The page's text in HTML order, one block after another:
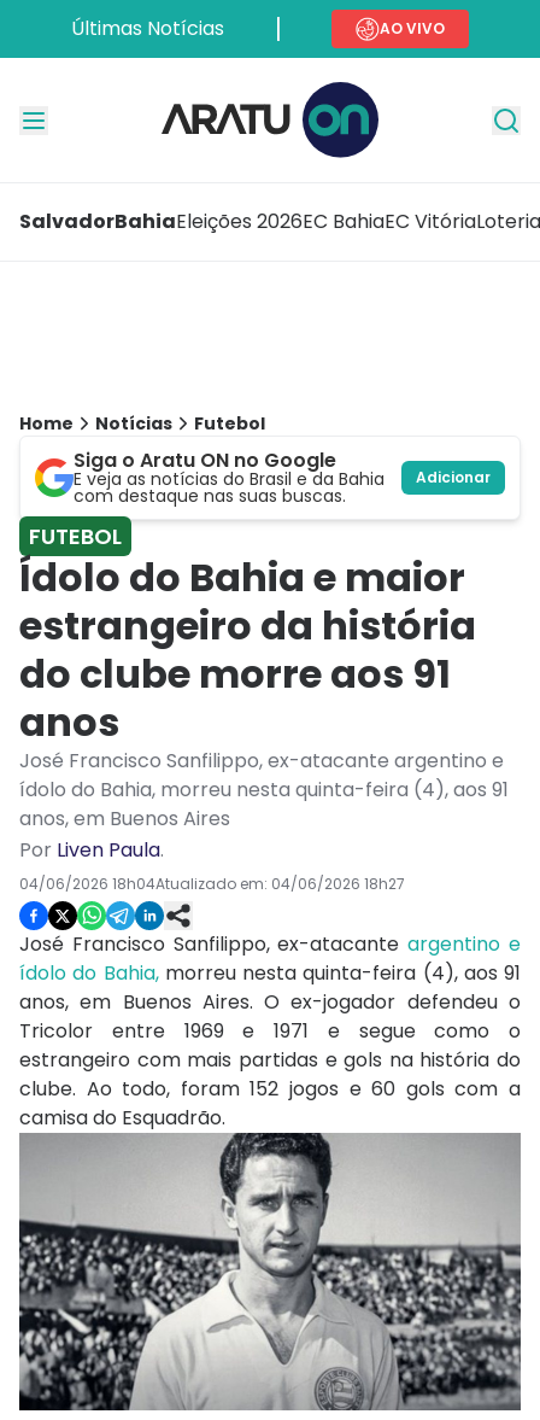
Últimas Notícias AO VIVO
SalvadorBahiaEleições 2026EC BahiaEC Vitória
Home Notícias Futebol
Siga o Aratu ON no Google
E veja as notícias do Brasil e da Bahia
com destaque nas suas buscas.
Adicionar
FUTEBOL
Ídolo do Bahia e maior
estrangeiro da história
do clube morre aos 91
anos
José Francisco Sanfilippo, ex-atacante argentino e
ídolo do Bahia, morreu nesta quinta-feira (4), aos 91
anos, em Buenos Aires
Por Liven Paula.
04/06/2026 18h04Atualizado em: 04/06/2026 18h27
José Francisco Sanfilippo, ex-atacanteargentino e
ídolo do Bahia, morreu nesta quinta-feira (4), aos 91
anos, em Buenos Aires. O ex-jogador defendeu o
Tricolor entre 1969 e 1971 e segue como o
estrangeiro com mais partidas e gols na história do
clube. Ao todo, foram 152 jogos e 60 gols com a
camisa do Esquadrão.